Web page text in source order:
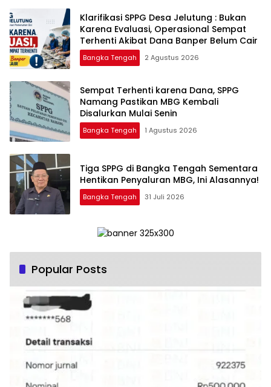
‎Klarifikasi SPPG Desa Jelutung : Bukan
Karena Evaluasi, Operasional Sempat
Terhenti Akibat Dana Banper Belum Cair
Bangka Tengah 2 Agustus 2026
‎Sempat Terhenti karena Dana, SPPG
Namang Pastikan MBG Kembali
Disalurkan Mulai Senin
Bangka Tengah 1 Agustus 2026
‎Tiga SPPG di Bangka Tengah Sementara
Bangka Tengah 31 Juli 2026
Popular Posts